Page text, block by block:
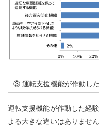
③ 運転支援機能が作動し
運転支援機能が作動した経
よる大きな違いはありません